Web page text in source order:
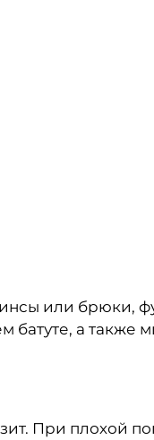
или брюки,
батуте, а также
При плохой